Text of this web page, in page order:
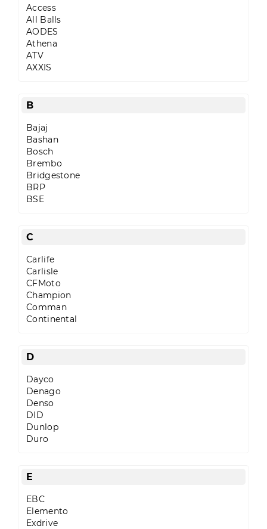
Аксесуари
Акції
Харків
(063)
роботи:
Пн-
Пт
09:00
19:00
Нд
вихідний
Access
All Balls
AODES
Athena
ATV
AXXIS
B
Bajaj
Bashan
Bosch
Brembo
Bridgestone
BRP
BSE
C
Carlife
Carlisle
CFMoto
Champion
Comman
Continental
D
Dayco
Denago
Denso
DID
Dunlop
Duro
E
EBC
Elemento
Exdrive